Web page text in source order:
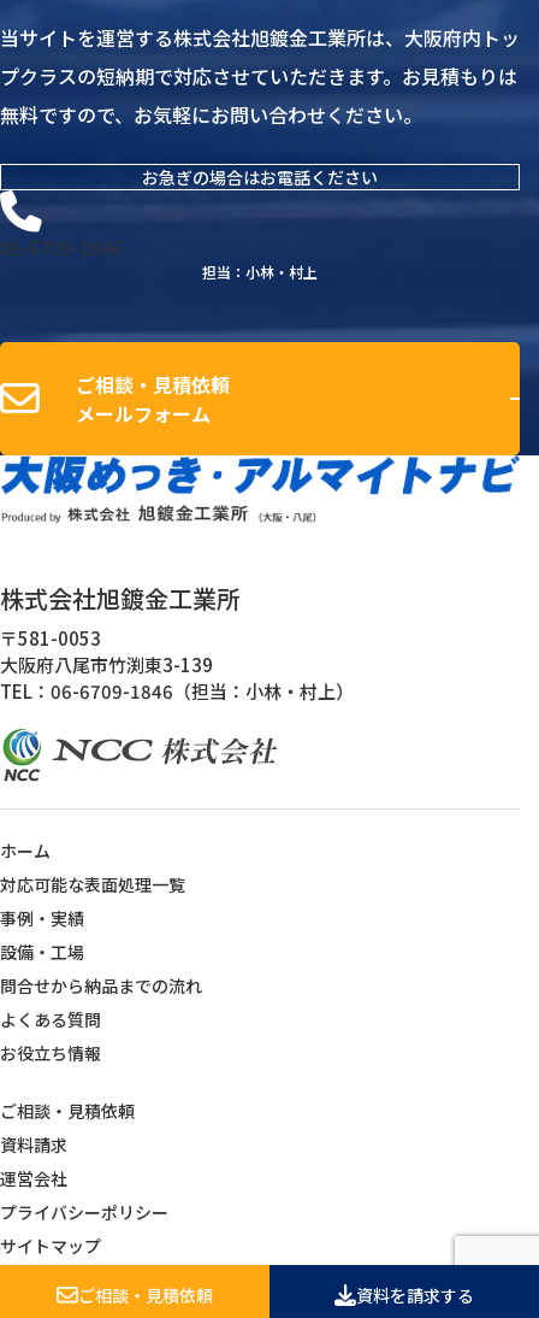
ご相談・見積依頼 資料を請求する
当サイトを運営する株式会社旭鍍金工業所は、大阪府内トッ
プクラスの短納期で対応させていただきます。お見積もりは
無料ですので、お気軽にお問い合わせください。
お急ぎの場合はお電話ください
06-6709-1846
担当：小林・村上
ご相談・見積依頼
メールフォーム
株式会社旭鍍金工業所
〒581-0053
大阪府八尾市竹渕東3-139
TEL：06-6709-1846（担当：小林・村上）
ホーム
対応可能な表面処理一覧
事例・実績
設備・工場
問合せから納品までの流れ
よくある質問
お役立ち情報
ご相談・見積依頼
資料請求
運営会社
プライバシーポリシー
サイトマップ
Copyright © 株式会社旭鍍金工業所 All Rights Reserved.